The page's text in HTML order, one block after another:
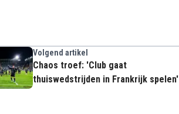
Volgend artikel
Chaos troef: 'Club gaat
thuiswedstrijden in Frankrijk spelen'